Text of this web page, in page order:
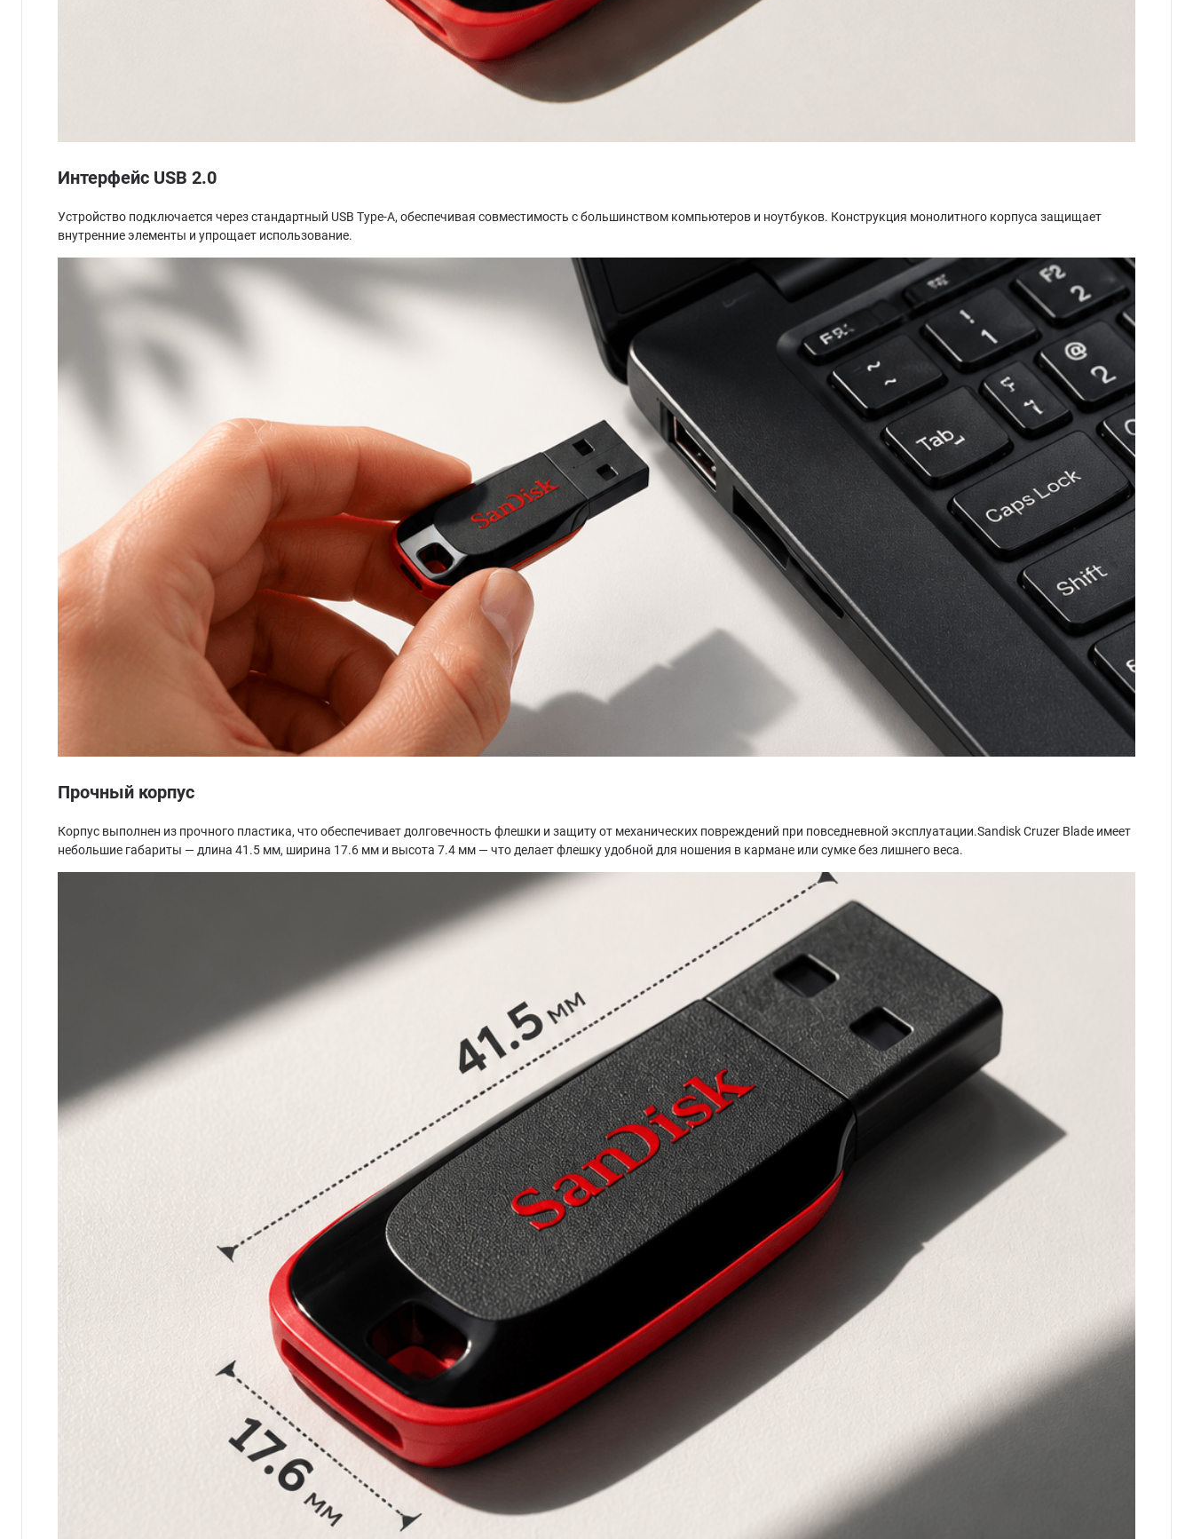
Интерфейс USB 2.0
Устройство подключается через стандартный USB Type-A, обеспечивая совместимость с большинством компьютеров и ноутбуков. Конструкция монолитного корпуса защищает
внутренние элементы и упрощает использование.
Прочный корпус
Корпус выполнен из прочного пластика, что обеспечивает долговечность флешки и защиту от механических повреждений при повседневной эксплуатации.Sandisk Cruzer Blade имеет
небольшие габариты — длина 41.5 мм, ширина 17.6 мм и высота 7.4 мм — что делает флешку удобной для ношения в кармане или сумке без лишнего веса.